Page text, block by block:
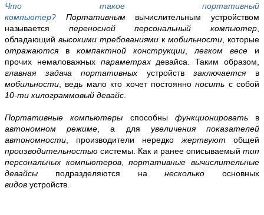
Что такое портативный
компьютер?
Портативным вычислительным устройством
называется переносной персональный компьютер
обладающий высокими требованиями к мобильности , которые
отражаются в компактной конструкции легком весе и
прочих немаловажных параметрах девайса. Таким образом,
главная задача портативных устройствзаключается в
мобильности , ведь мало кто хочет постоянноносить с собой
10-ти килограммовый девайс
Портативные компьютеры способны функционироватьв
автономном режиме , а для увеличения показателей
автономности , производители нередко жертвуют общей
производительностью системы. Как и ранее описываемый тип
персональных компьютеров,портативные вычислительные
девайсы подразделяются нанесколько основных
видов устройств.